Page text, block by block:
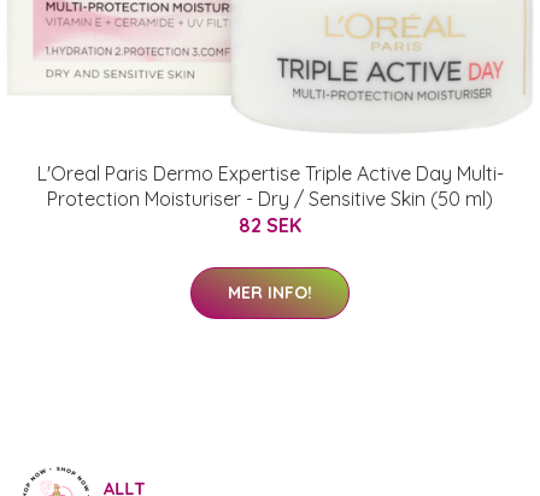
L'Oreal Paris Dermo Expertise Triple Active Day Multi-
Protection Moisturiser - Dry / Sensitive Skin (50 ml)
82 SEK
MER INFO!